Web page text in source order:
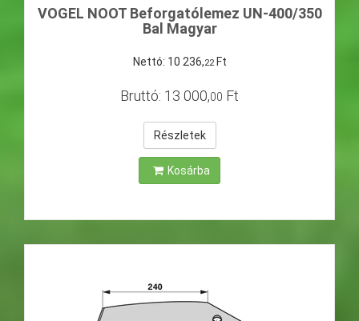
VOGEL NOOT Beforgatólemez UN-400/350
Bal Magyar
Nettó: 10 236,22 Ft
Bruttó: 13 000,00 Ft
Részletek
Kosárba